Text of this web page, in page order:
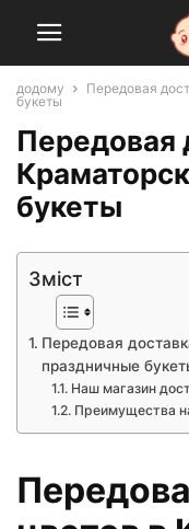
додому
Передовая
букеты
Передовая
букеты
Зміст
Передовая
праздничные
Наш магазин
Преимущества